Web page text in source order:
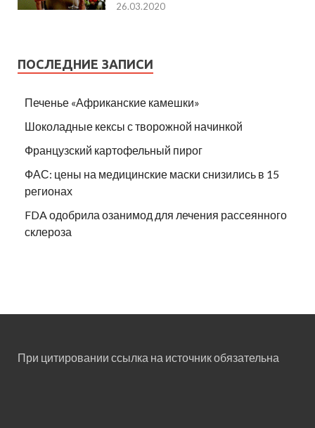
26.03.2020
ПОСЛЕДНИЕ ЗАПИСИ
Печенье «Африканские камешки»
Шоколадные кексы с творожной начинкой
Французский картофельный пирог
ФАС: цены на медицинские маски снизились в 15
регионах
FDA одобрила озанимод для лечения рассеянного
склероза
При цитировании ссылка на источник обязательна